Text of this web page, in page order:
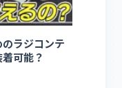
ラジコンテ
可能？